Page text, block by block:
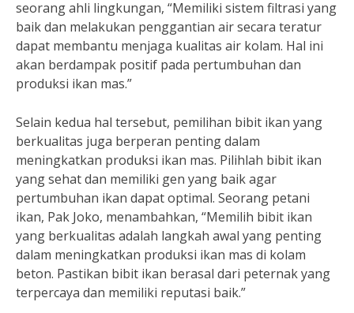
seorang ahli lingkungan, “Memiliki sistem filtrasi yang
baik dan melakukan penggantian air secara teratur
dapat membantu menjaga kualitas air kolam. Hal ini
akan berdampak positif pada pertumbuhan dan
produksi ikan mas.”
Selain kedua hal tersebut, pemilihan bibit ikan yang
berkualitas juga berperan penting dalam
meningkatkan produksi ikan mas. Pilihlah bibit ikan
yang sehat dan memiliki gen yang baik agar
pertumbuhan ikan dapat optimal. Seorang petani
ikan, Pak Joko, menambahkan, “Memilih bibit ikan
yang berkualitas adalah langkah awal yang penting
dalam meningkatkan produksi ikan mas di kolam
beton. Pastikan bibit ikan berasal dari peternak yang
terpercaya dan memiliki reputasi baik.”